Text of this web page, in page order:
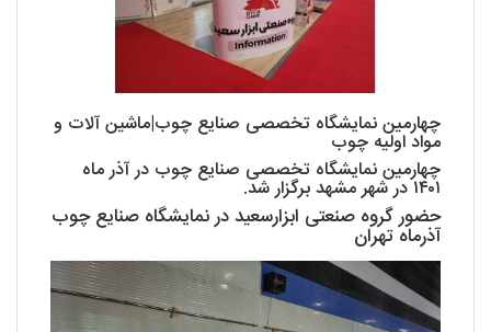
چهارمین نمایشگاه تخصصی صنایع چوب|ماشین آلات و
مواد اولیه چوب
چهارمین نمایشگاه تخصصی صنایع چوب در آذر ماه
۱۴۰۱ در شهر مشهد برگزار شد.
حضور گروه صنعتی ابزارسعید در نمایشگاه صنایع چوب
آذرماه تهران